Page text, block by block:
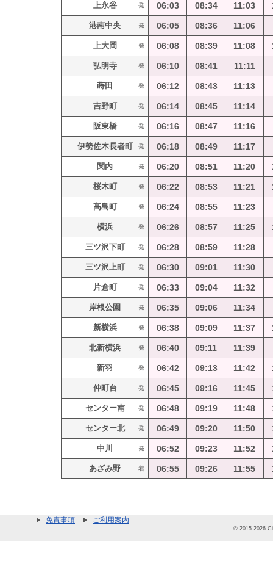
上永谷 発 06:03 08:34 11:03
港南中央 発 06:05 08:36 11:06
上大岡 発 06:08 08:39 11:08
弘明寺 発 06:10 08:41 11:11
蒔田 発 06:12 08:43 11:13
吉野町 発 06:14 08:45 11:14
阪東橋 発 06:16 08:47 11:16
伊勢佐木長者町 発 06:18 08:49 11:17
関内 発 06:20 08:51 11:20
桜木町 発 06:22 08:53 11:21
高島町 発 06:24 08:55 11:23
横浜 発 06:26 08:57 11:25
三ツ沢下町 発 06:28 08:59 11:28
三ツ沢上町 発 06:30 09:01 11:30
片倉町 発 06:33 09:04 11:32
岸根公園 発 06:35 09:06 11:34
新横浜 発 06:38 09:09 11:37
北新横浜 発 06:40 09:11 11:39
新羽 発 06:42 09:13 11:42
仲町台 発 06:45 09:16 11:45
センター南 発 06:48 09:19 11:48
センター北 発 06:49 09:20 11:50
中川 発 06:52 09:23 11:52
あざみ野 着 06:55 09:26 11:55
免責事項 ご利用案内
© 2015-2026